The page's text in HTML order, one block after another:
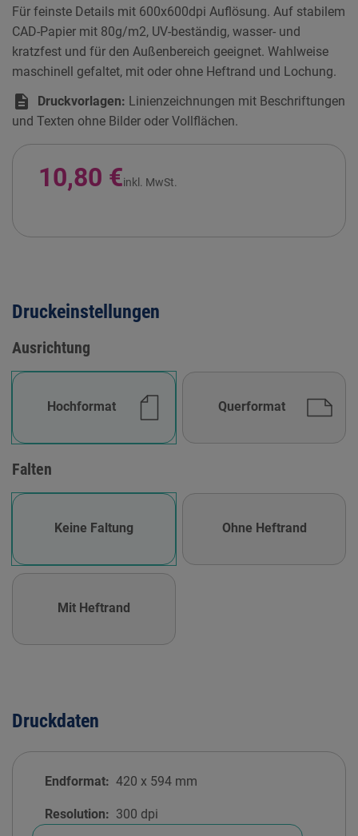
Für feinste Details mit 600x600dpi Auflösung. Auf stabilem
CAD-Papier mit 80g/m2, UV-beständig, wasser- und
kratzfest und für den Außenbereich geeignet. Wahlweise
maschinell gefaltet, mit oder ohne Heftrand und Lochung.
description Druckvorlagen: Linienzeichnungen mit Beschriftungen
und Texten ohne Bilder oder Vollflächen.
10,80 €inkl. MwSt.
Druckeinstellungen
Ausrichtung
Hochformat Querformat
Falten
Keine Faltung Ohne Heftrand
Mit Heftrand
Druckdaten
Endformat: 420 x 594 mm
Resolution: 300 dpi